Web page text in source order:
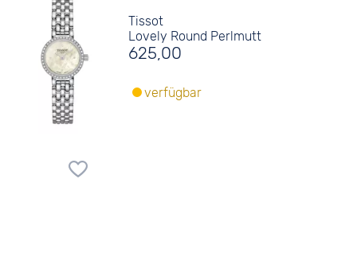
Tissot
Lovely Round Perlmutt
625,00
verfügbar